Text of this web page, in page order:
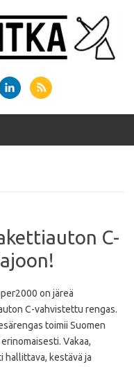
C-
on järeä
C-vahvistettu rengas.
toimii Suomen
Vakaa,
hallittava, kestävä ja